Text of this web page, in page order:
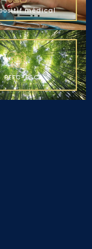
médical
PEFC-FSC